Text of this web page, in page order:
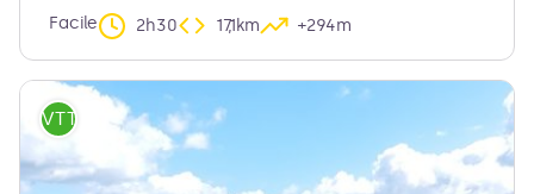
Facile 2h30 17,1km +294m
VTT